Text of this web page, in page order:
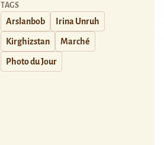
TAGS
Arslanbob Irina Unruh
Kirghizstan Marché
Photo du Jour